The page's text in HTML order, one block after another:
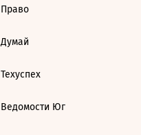
Право
Думай
Техуспех
Ведомости Юг